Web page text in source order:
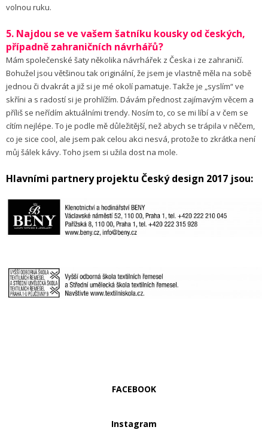
volnou ruku.
5. Najdou se ve vašem šatníku kousky od českých,
případně zahraničních návrhářů?
Mám společenské šaty několika návrhářek z Česka i ze zahraničí.
Bohužel jsou většinou tak originální, že jsem je vlastně měla na sobě
jednou či dvakrát a již si je mé okolí pamatuje. Takže je „syslím“ ve
skříni a s radostí si je prohlížím. Dávám přednost zajímavým věcem a
příliš se neřídím aktuálními trendy. Nosím to, co se mi líbí a v čem se
cítím nejlépe. To je podle mě důležitější, než abych se trápila v něčem,
co je sice cool, ale jsem pak celou akci nesvá, protože to zkrátka není
můj šálek kávy. Toho jsem si užila dost na mole.
Hlavními partnery projektu Český design 2017 jsou:
FACEBOOK
Instagram